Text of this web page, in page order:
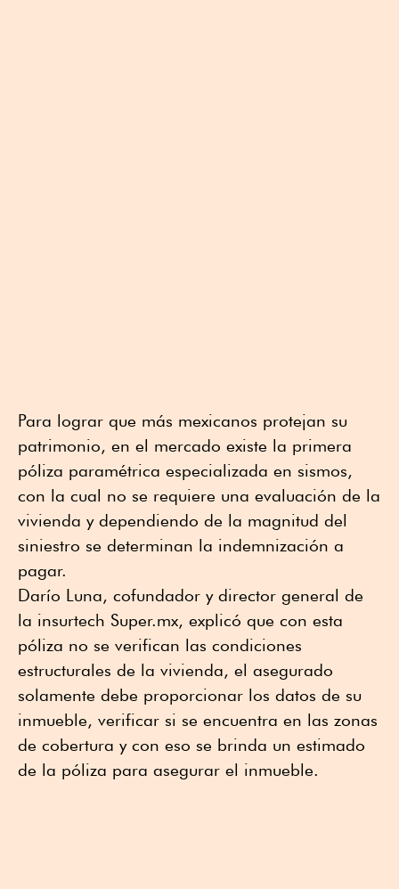
Para lograr que más mexicanos protejan su
patrimonio, en el mercado existe la primera
póliza paramétrica especializada en sismos,
con la cual no se requiere una evaluación de la
vivienda y dependiendo de la magnitud del
siniestro se determinan la indemnización a
pagar.
Darío Luna, cofundador y director general de
la insurtech Super.mx, explicó que con esta
póliza no se verifican las condiciones
estructurales de la vivienda, el asegurado
solamente debe proporcionar los datos de su
inmueble, verificar si se encuentra en las zonas
de cobertura y con eso se brinda un estimado
de la póliza para asegurar el inmueble.